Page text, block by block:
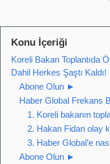
Konu İçeriği
Koreli Bakan Toplantıda
Dahil Herkes Şaştı Kaldı!
Abone Olun ►
Haber Global Frekans
1. Koreli bakanın
2. Hakan Fidan olay
3. Haber Global’e
Abone Olun ►